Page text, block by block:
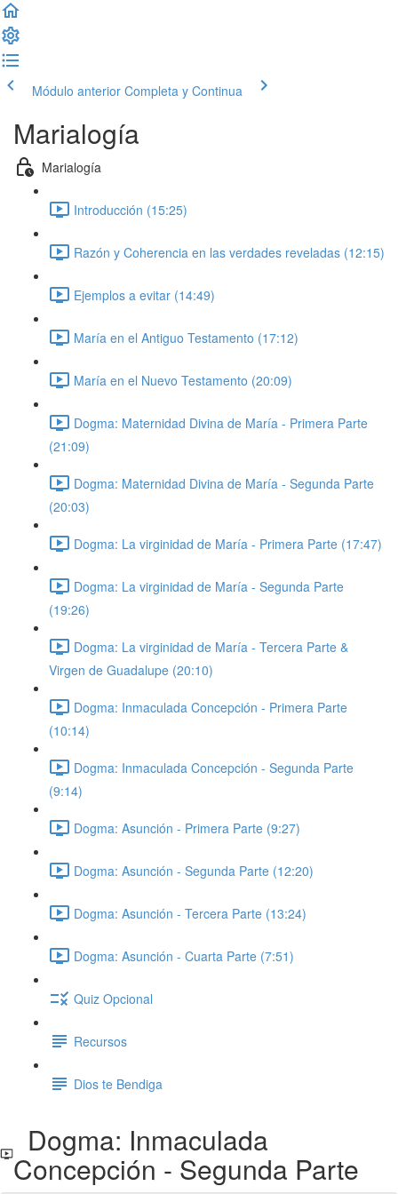
Módulo anterior Completa y Continua
Marialogía
Marialogía
Introducción (15:25)
Razón y Coherencia en las verdades reveladas (12:15)
Ejemplos a evitar (14:49)
María en el Antiguo Testamento (17:12)
María en el Nuevo Testamento (20:09)
Dogma: Maternidad Divina de María - Primera Parte
(21:09)
Dogma: Maternidad Divina de María - Segunda Parte
(20:03)
Dogma: La virginidad de María - Primera Parte (17:47)
Dogma: La virginidad de María - Segunda Parte
(19:26)
Dogma: La virginidad de María - Tercera Parte &
Virgen de Guadalupe (20:10)
Dogma: Inmaculada Concepción - Primera Parte
(10:14)
Dogma: Inmaculada Concepción - Segunda Parte
(9:14)
Dogma: Asunción - Primera Parte (9:27)
Dogma: Asunción - Segunda Parte (12:20)
Dogma: Asunción - Tercera Parte (13:24)
Dogma: Asunción - Cuarta Parte (7:51)
Quiz Opcional
Recursos
Dios te Bendiga
Dogma: Inmaculada
Concepción - Segunda Parte